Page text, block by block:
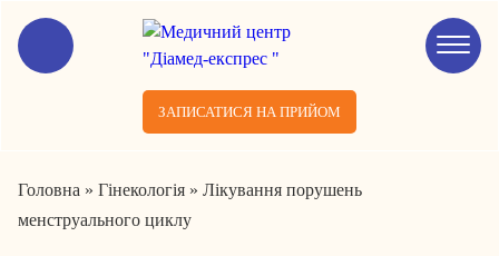
ЗАПИСАТИСЯ НА ПРИЙОМ
Головна » Гінекологія » Лікування порушень
менструального циклу